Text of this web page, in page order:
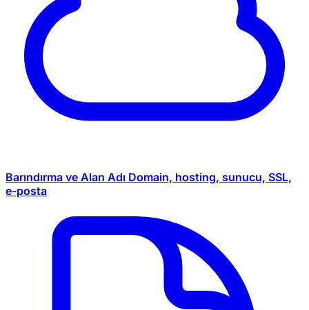
Barındırma ve Alan Adı Domain, hosting, sunucu, SSL,
e-posta